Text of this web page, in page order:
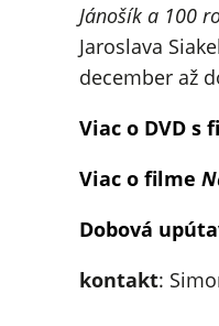
Jánošík a 100
Jaroslava
december až
Viac o DVD s
Viac o filme
Dobová
kontakt: